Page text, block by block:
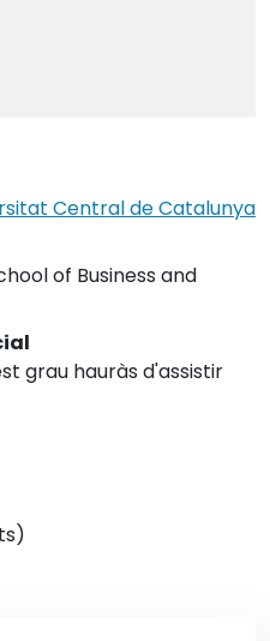
Central de Catalunya
of Business and
grau hauràs d'assistir